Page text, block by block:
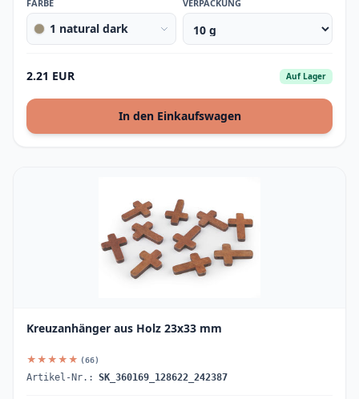
FARBE
1 natural dark
VERPACKUNG
2.21 EUR Auf Lager
In den Einkaufswagen
Kreuzanhänger aus Holz 23x33 mm
★★★★★ (66)
Artikel-Nr.: SK_360169_128622_242387